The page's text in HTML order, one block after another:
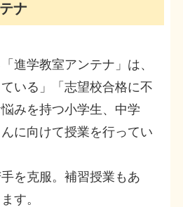
ナ
進学教室アンテナ」は、
ている」「志望校合格に不
みを持つ小学生、中学
に向けて授業を行ってい
を克服。補習授業もあ
す。